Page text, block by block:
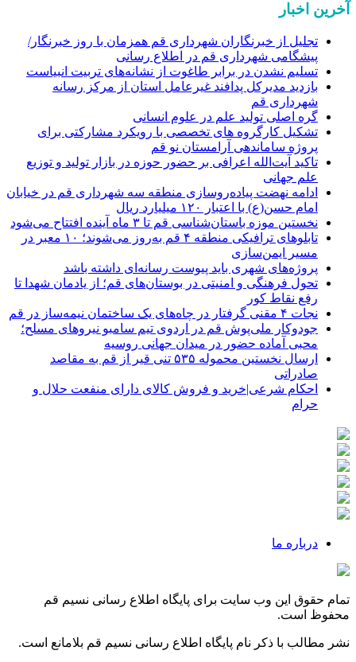
آخرین اخبار
تجلیل از خبرنگاران شهرداری قم همزمان با روز خبرنگار/
پیشگامی شهرداری قم در اطلاع رسانی
تسلیم نشدن در برابر طاغوت از نشانه‌های تربیت انبیاست
بازدید مدیرکل پدافند غیرعامل استان از مرکز رسانه
شهرداری قم
گره اصلی تولید علم در علوم انسانی
تشکیل کارگروه های تخصصی با رویکرد مشارکتی برای
پروژه ساماندهی آرامستان نو قم
تاکید آیت‌الله اعرافی بر حضور حوزه در بازار تولید و توزیع
علم جهانی
ادامه نهضت پیاده‌روسازی منطقه سه شهرداری قم در خیابان
امام حسن(ع) با اعتبار ۱۲۰ میلیارد ریال
نخستین موزه باستان‌شناسی قم تا ۳ ماه آینده افتتاح می‌شود
تابلوهای ترافیکی منطقه ۴ قم به‌روز می‌شوند؛ ۱۰ معبر در
مسیر ایمن‌سازی
پروژه‌های شهری باید پیوست رسانه‌ای داشته باشد
تحول فرهنگی و امنیتی در بوستان‌های قم؛ از یادمان شهدا تا
رفع نقاط کور
نجات ۴ مقنی گرفتار در چاه‌های یک ساختمان نیمه‌ساز در قم
جودوکار ملی‌پوش قم در اردوی تیم سامبو نیروهای مسلح؛
محبی آماده حضور در میدان جهانی روسیه
ارسال نخستین محموله ۵۳۵ تنی قیر از قم به مقاصد
صادراتی
احکام شرعی|خرید و فروش کالای دارای منفعت حلال و
حرام
درباره ما
تمام حقوق این وب سایت برای پایگاه اطلاع رسانی نسیم قم
محفوظ است.
نشر مطالب با ذکر نام پایگاه اطلاع رسانی نسیم قم بلامانع است.